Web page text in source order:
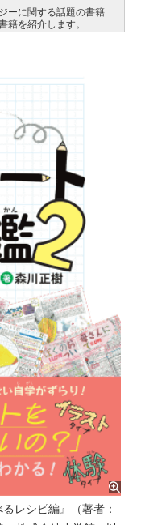
ーに関する話題の書籍
籍を紹介します。
レシピ編』（著者：